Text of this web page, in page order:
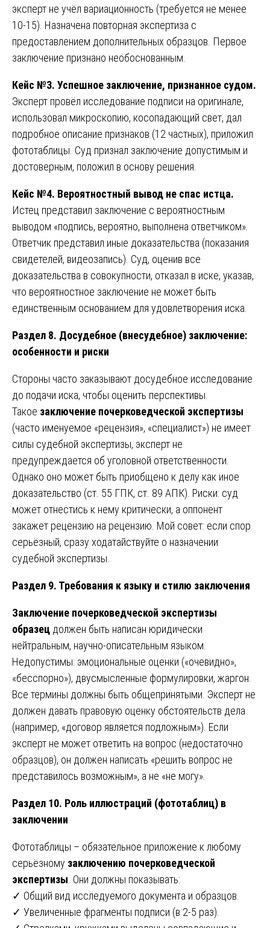
эксперт не учёл вариационность (требуется не менее
10-15). Назначена повторная экспертиза с
предоставлением дополнительных образцов. Первое
заключение признано необоснованным.
Кейс №3. Успешное заключение, признанное судом.
Эксперт провёл исследование подписи на оригинале,
использовал микроскопию, косопадающий свет, дал
подробное описание признаков (12 частных), приложил
фототаблицы. Суд признал заключение допустимым и
достоверным, положил в основу решения.
Кейс №4. Вероятностный вывод не спас истца.
Истец представил заключение с вероятностным
выводом «подпись, вероятно, выполнена ответчиком».
Ответчик представил иные доказательства (показания
свидетелей, видеозапись). Суд, оценив все
доказательства в совокупности, отказал в иске, указав,
что вероятностное заключение не может быть
единственным основанием для удовлетворения иска.
Раздел 8. Досудебное (внесудебное) заключение:
особенности и риски
Стороны часто заказывают досудебное исследование
до подачи иска, чтобы оценить перспективы.
Такое заключение почерковедческой экспертизы
(часто именуемое «рецензия», «специалист») не имеет
силы судебной экспертизы, эксперт не
предупреждается об уголовной ответственности.
Однако оно может быть приобщено к делу как иное
доказательство (ст. 55 ГПК, ст. 89 АПК). Риски: суд
может отнестись к нему критически, а оппонент
закажет рецензию на рецензию. Мой совет: если спор
серьёзный, сразу ходатайствуйте о назначении
судебной экспертизы.
Раздел 9. Требования к языку и стилю заключения
Заключение почерковедческой экспертизы
образец должен быть написан юридически
нейтральным, научно-описательным языком.
Недопустимы: эмоциональные оценки («очевидно»,
«бесспорно»), двусмысленные формулировки, жаргон.
Все термины должны быть общепринятыми. Эксперт не
должен давать правовую оценку обстоятельств дела
(например, «договор является подложным»). Если
эксперт не может ответить на вопрос (недостаточно
образцов), он должен написать «решить вопрос не
представилось возможным», а не «не могу».
Раздел 10. Роль иллюстраций (фототаблиц) в
заключении
Фототаблицы – обязательное приложение к любому
серьёзному заключению почерковедческой
экспертизы. Они должны показывать:
✓ Общий вид исследуемого документа и образцов.
✓ Увеличенные фрагменты подписи (в 2-5 раз).